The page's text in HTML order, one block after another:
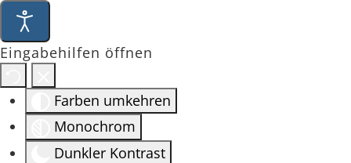
Eingabehilfen öffnen
Farben umkehren
Monochrom
Dunkler Kontrast